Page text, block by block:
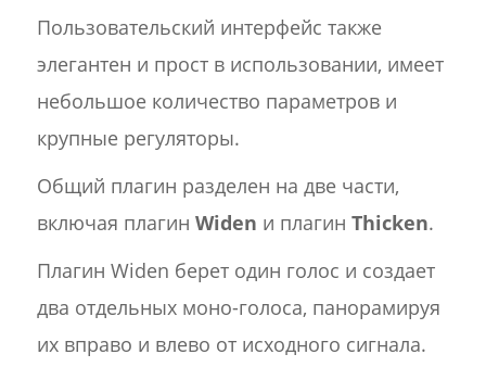
Пользовательский интерфейс также
элегантен и прост в использовании, имеет
небольшое количество параметров и
крупные регуляторы.
Общий плагин разделен на две части,
включая плагин Widen и плагин Thicken.
Плагин Widen берет один голос и создает
два отдельных моно-голоса, панорамируя
их вправо и влево от исходного сигнала.